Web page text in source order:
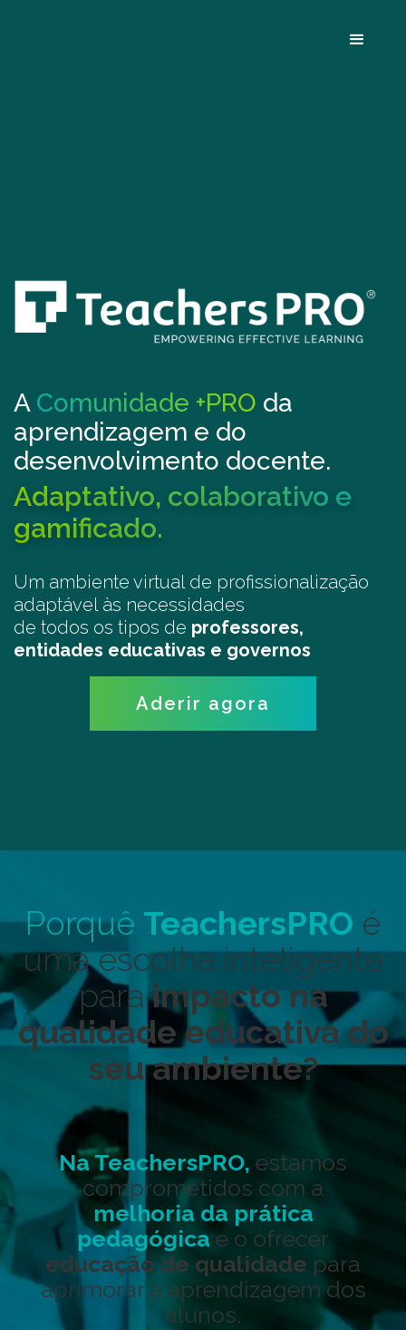
A Comunidade +PRO da
aprendizagem e do
desenvolvimento docente.
Adaptativo, colaborativo e
gamificado.
Um ambiente virtual de profissionalização
adaptável às necessidades
de todos os tipos de professores,
entidades educativas e governos
Aderir agora
Porquê TeachersPRO é
uma escolha inteligente
paraimpacto na
qualidade educativa do
seu ambiente?
Na TeachersPRO, estamos
comprometidos com a
melhoria da prática
pedagógicae o ofrecer
educação de qualidade para
aprimorar a aprendizagem dos
alunos.